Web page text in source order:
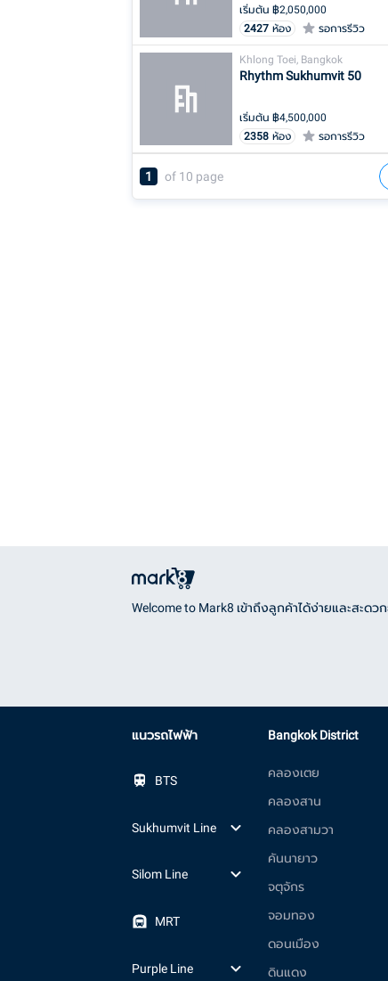
เริ่มต้น ฿2,050,000
2427 ห้อง รอการรีวิว
Khlong Toei, Bangkok
Rhythm Sukhumvit 50
เริ่มต้น ฿4,500,000
2358 ห้อง รอการรีวิว
1 of 10 page
Welcome to Mark8 เข้าถึงลูกค้าได้ง่ายและสะดว
แนวรถไฟฟ้า
BTS
Sukhumvit Line
Silom Line
MRT
Purple Line
Bangkok District
คลองเตย
คลองสาน
คลองสามวา
คันนายาว
จตุจักร
จอมทอง
ดอนเมือง
ดินแดง